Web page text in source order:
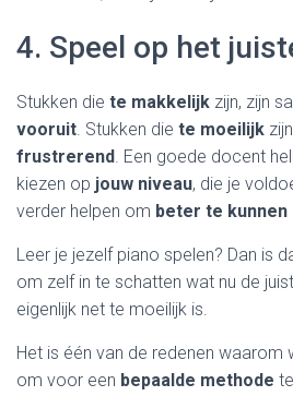
4. Speel op het
Stukken die te makkelijk zijn, zijn
vooruit. Stukken die te moeilijk
frustrerend. Een goede docent
kiezen op jouw niveau, die je
verder helpen om beter te kunnen
Leer je jezelf piano spelen? Dan is
om zelf in te schatten wat nu de
eigenlijk net te moeilijk is.
Het is één van de redenen waarom
om voor een bepaalde methode